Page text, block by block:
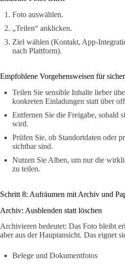
Foto auswählen.
„Teilen“ anklicken.
Ziel wählen (Kontakt, App-
nach Plattform).
Empfohlene Vorgehensweisen für
Teilen Sie sensible Inhalte lieber
konkreten Einladungen statt über
Entfernen Sie die Freigabe, sobald
wird.
Prüfen Sie, ob Standortdaten oder
sichtbar sind.
Nutzen Sie Alben, um nur die
zu teilen.
Schritt 8: Aufräumen mit Archiv und
Archiv: Ausblenden statt löschen
Archivieren bedeutet: Das Foto bleibt
aber aus der Hauptansicht. Das eignet
Belege und Dokumentfotos